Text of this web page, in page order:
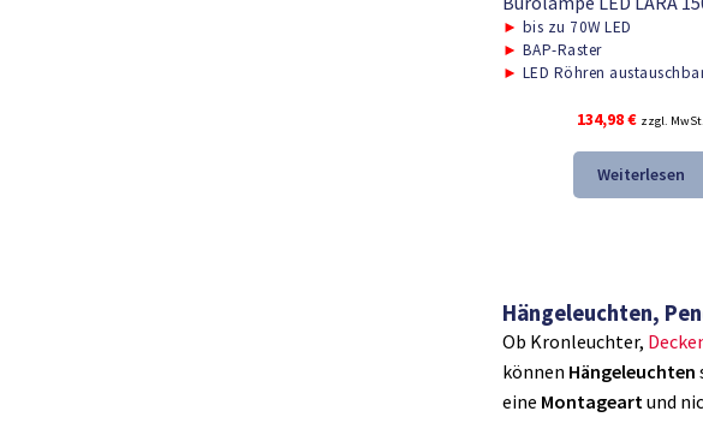
► bis zu 70W LED
► BAP-Raster
► LED Röhren
134,98€ zzgl. MwSt.
Weiterlesen
Hängeleuchten,
Ob Kronleuchter,
können Hängeleuchten
eine Montageartund